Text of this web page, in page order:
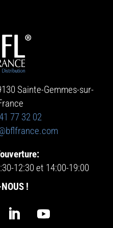
Sainte-Gemmes-sur-
77 32 02
12:30 et 14:00-19:00
!